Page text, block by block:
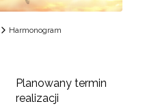
Harmonogram
Planowany termin
realizacji